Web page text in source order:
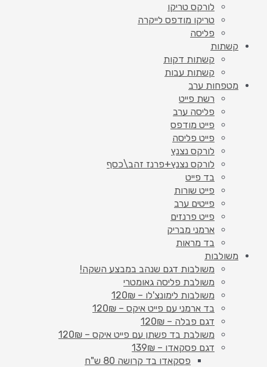
לורקס טריקו
טריקו מודפס לייקרה
פליסה
קשתות
קשתות דקות
קשתות עבות
מטפחות ערב
רשת פייט
פליסה ערב
פייט מודפס
פייט פליסה
לורקס נצנץ
לורקס נצנץ+פרנז זהב\כסף
בד פייט
פייט שורות
פייטים ערב
פייט פרנזים
ארמני מבריק
בד מראות
משולבות
משולבות דגם שנהב במבצע השקה!
משולבת פליסה גאומטרי
משולבות לימונצ'לו – 120₪
בד ארמני עם פייט איקס – 120₪
דגם פבלה – 120₪
משולבת בד פשתן עם פייט איקס – 120₪
דגם פסקאדו – 139₪
פסקאדו בד קרושה 80 ש"ח